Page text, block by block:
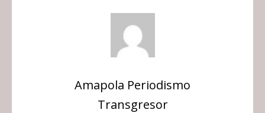
Amapola Periodismo
Transgresor